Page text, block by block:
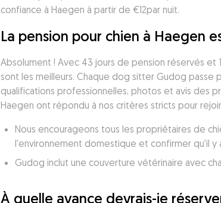
confiance à Haegen à partir de €12par nuit.
La pension pour chien à Haegen
Absolument ! Avec 43 jours de pension réservés
sont les meilleurs. Chaque dog sitter Gudog passe
qualifications professionnelles, photos et avis des
Haegen ont répondu à nos critères stricts pour
Nous encourageons tous les propriétaires de
l'environnement domestique et confirmer qu'il
À quelle avance devrais-je